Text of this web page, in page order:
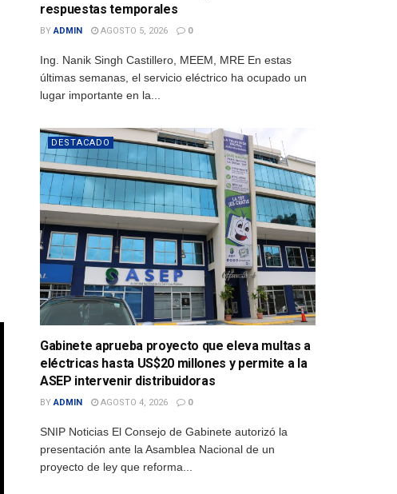
respuestas temporales
BY ADMIN AGOSTO 5, 2026 0
Ing. Nanik Singh Castillero, MEEM, MRE En estas
últimas semanas, el servicio eléctrico ha ocupado un
lugar importante en la...
DESTACADO
Gabinete aprueba proyecto que eleva multas a
eléctricas hasta US$20 millones y permite a la
ASEP intervenir distribuidoras
BY ADMIN AGOSTO 4, 2026 0
SNIP Noticias El Consejo de Gabinete autorizó la
presentación ante la Asamblea Nacional de un
proyecto de ley que reforma...